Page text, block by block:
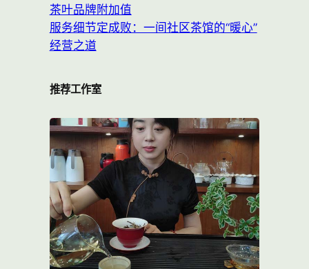
茶叶品牌附加值
服务细节定成败：一间社区茶馆的“暖心”
经营之道
推荐工作室